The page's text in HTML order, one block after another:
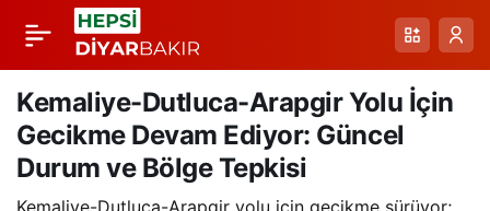
Kemaliye-Dutluca-Arapgir Yolu İçin
Gecikme Devam Ediyor: Güncel
Durum ve Bölge Tepkisi
Kemaliye-Dutluca-Arapgir yolu için gecikme sürüyor;
Bitlis’te Gecenin Şahı:
Geminid Meteor
Yağmuru ve Doğa
Paylaş